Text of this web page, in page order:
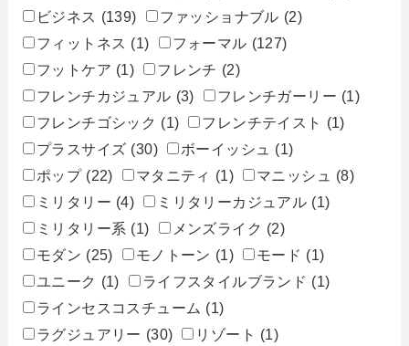
ビジネス (139) ファッショナブル (2)
フィットネス (1) フォーマル (127)
フットケア (1) フレンチ (2)
フレンチカジュアル (3) フレンチガーリー (1)
フレンチゴシック (1) フレンチテイスト
(1)
プラスサイズ (30) ボーイッシュ
(1)
ポップ (22) マタニティ (1) マニッシュ
(8)
ミリタリー (4) ミリタリーカジュアル (1)
ミリタリー系 (1) メンズライク (2)
モダン (25) モノトーン (1) モード (1)
ユニーク (1) ライフスタイルブランド (1)
ラインセスコスチューム (1)
ラグジュアリー (30) リゾート (1)